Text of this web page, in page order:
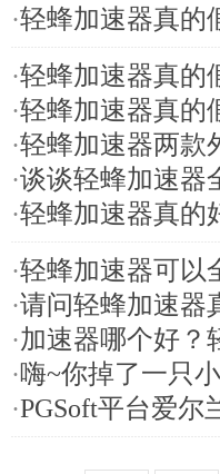
·轻蜂加速器真的
·轻蜂加速器真的
·轻蜂加速器真的
·轻蜂加速器两款
·谈谈轻蜂加速器
·轻蜂加速器真的
·轻蜂加速器可以
·请问轻蜂加速器
·加速器哪个好？
·嗨~你掉了一只
·PGSoft平台爱尔